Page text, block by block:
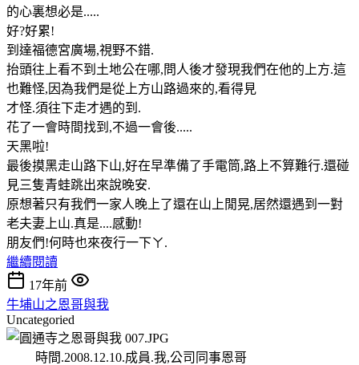
的心裏想必是.....
好?好累!
到達福德宮廣場,視野不錯.
抬頭往上看不到土地公在哪,問人後才發現我們在他的上方.這
也難怪,因為我們是從上方山路過來的,看得見
才怪.須往下走才遇的到.
花了一會時間找到,不過一會後.....
天黑啦!
最後摸黑走山路下山,好在早準備了手電筒,路上不算難行.還碰
見三隻青蛙跳出來說晚安.
原想著只有我們一家人晚上了還在山上閒晃,居然還遇到一對
老夫妻上山.真是....感動!
朋友們!何時也來夜行一下ㄚ.
繼續閱讀
17年前
牛埔山之恩哥與我
Uncategoried
時間.2008.12.10.成員.我,公司同事恩哥